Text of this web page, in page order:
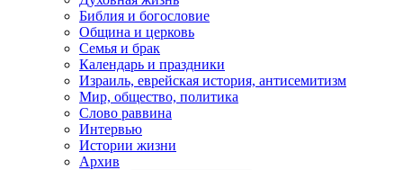
Библия и богословие
Община и церковь
Семья и брак
Календарь и праздники
Израиль, еврейская история, антисемитизм
Мир, общество, политика
Слово раввина
Интервью
Истории жизни
Архив